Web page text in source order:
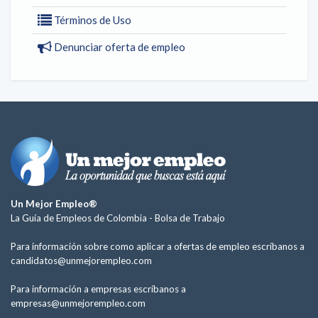
Términos de Uso
Denunciar oferta de empleo
Un Mejor Empleo®
La Guía de Empleos de Colombia - Bolsa de Trabajo
Para información sobre como aplicar a ofertas de empleo escríbanos a
candidatos@unmejorempleo.com
Para información a empresas escríbanos a
empresas@unmejorempleo.com